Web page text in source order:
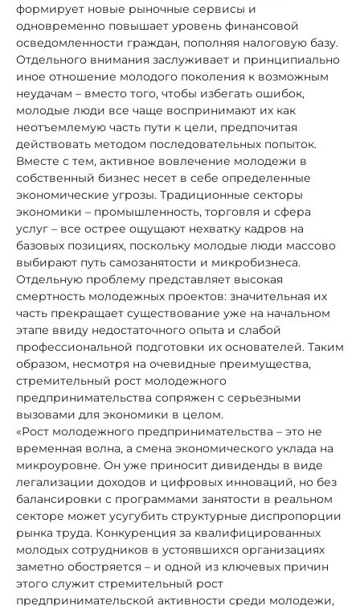
формирует новые рыночные сервисы и
одновременно повышает уровень финансовой
осведомленности граждан, пополняя налоговую базу.
Отдельного внимания заслуживает и принципиально
иное отношение молодого поколения к возможным
неудачам – вместо того, чтобы избегать ошибок,
молодые люди все чаще воспринимают их как
неотъемлемую часть пути к цели, предпочитая
действовать методом последовательных попыток.
Вместе с тем, активное вовлечение молодежи в
собственный бизнес несет в себе определенные
экономические угрозы. Традиционные секторы
экономики – промышленность, торговля и сфера
услуг – все острее ощущают нехватку кадров на
базовых позициях, поскольку молодые люди массово
выбирают путь самозанятости и микробизнеса.
Отдельную проблему представляет высокая
смертность молодежных проектов: значительная их
часть прекращает существование уже на начальном
этапе ввиду недостаточного опыта и слабой
профессиональной подготовки их основателей. Таким
образом, несмотря на очевидные преимущества,
стремительный рост молодежного
предпринимательства сопряжен с серьезными
вызовами для экономики в целом.
«Рост молодежного предпринимательства – это не
временная волна, а смена экономического уклада на
микроуровне. Он уже приносит дивиденды в виде
легализации доходов и цифровых инноваций, но без
балансировки с программами занятости в реальном
секторе может усугубить структурные диспропорции
рынка труда. Конкуренция за квалифицированных
молодых сотрудников в устоявшихся организациях
заметно обостряется – и одной из ключевых причин
этого служит стремительный рост
предпринимательской активности среди молодежи,